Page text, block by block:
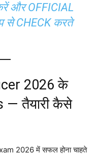
और OFFICIAL
से CHECK करते
2026 के
— तैयारी कैसे
2026 में सफल होना चाहते